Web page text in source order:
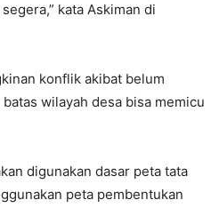
kata Askiman di
konflik akibat belum
wilayah desa bisa memicu
digunakan dasar peta tata
peta pembentukan